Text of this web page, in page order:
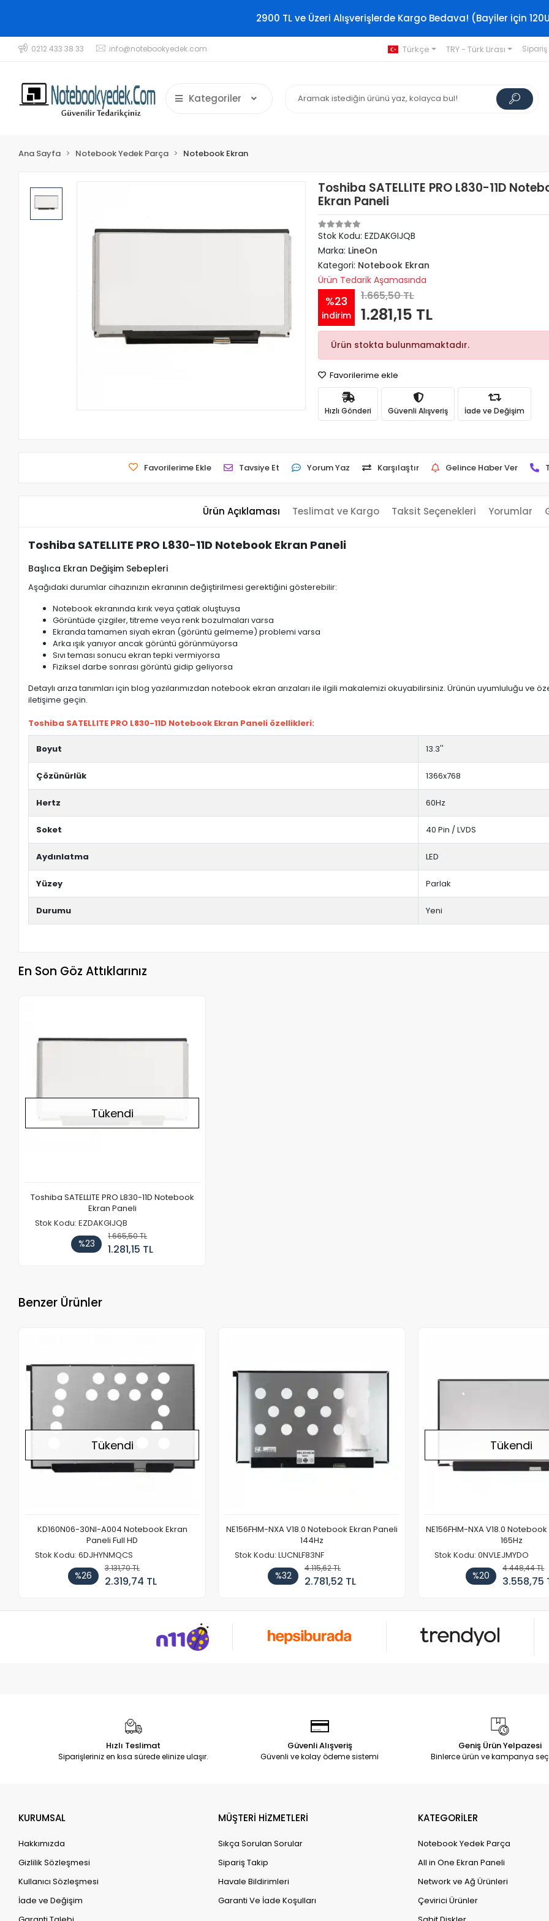
2900 TL ve Üzeri Alışverişlerde Kargo Bedava! (Bayiler için
0212 433 38 33 info@notebookyedek.com Türkçe TRY - Türk Lirası
Kategoriler
Ana Sayfa Notebook Yedek Parça Notebook Ekran
Toshiba SATELLITE PRO L830-11D
Ekran Paneli
Stok Kodu: EZDAKGIJQB
Marka: LineOn
Kategori: Notebook Ekran
Ürün Tedarik Aşamasında
%23
indirim
1.665,50 TL
1.281,15 TL
Ürün stokta bulunmamaktadır.
Favorilerime ekle
Hızlı Gönderi Güvenli Alışveriş İade ve Değişim
Favorilerime Ekle Tavsiye Et Yorum Yaz Karşılaştır Gelince Haber Ver
Ürün Açıklaması Teslimat ve Kargo Taksit Seçenekleri Yorumlar
Toshiba SATELLITE PRO L830-11D Notebook Ekran Paneli
Başlıca Ekran Değişim Sebepleri
Aşağıdaki durumlar cihazınızın ekranının değiştirilmesi gerektiğini gösterebilir:
Notebook ekranında kırık veya çatlak oluştuysa
Görüntüde çizgiler, titreme veya renk bozulmaları varsa
Ekranda tamamen siyah ekran (görüntü gelmeme) problemi varsa
Arka ışık yanıyor ancak görüntü görünmüyorsa
Sıvı teması sonucu ekran tepki vermiyorsa
Fiziksel darbe sonrası görüntü gidip geliyorsa
Detaylı arıza tanımları için blog yazılarımızdan notebook ekran arızaları ile ilgili makalemizi okuyabilirsiniz. Ürünün uyumluluğu
iletişime geçin.
Toshiba SATELLITE PRO L830-11D Notebook Ekran Paneli özellikleri:
Boyut 13.3''
Çözünürlük 1366x768
Hertz 60Hz
Soket 40 Pin / LVDS
Aydınlatma LED
Yüzey Parlak
Durumu Yeni
En Son Göz Attıklarınız
Tükendi
Toshiba SATELLITE PRO L830-11D Notebook
Ekran Paneli
Stok Kodu: EZDAKGIJQB
%23
1.665,50 TL
1.281,15 TL
Benzer Ürünler
Tükendi
KD160N06-30NI-A004 Notebook Ekran
Paneli Full HD
Stok Kodu: 6DJHYNMQCS
%26
3.131,70 TL
2.319,74 TL
NE156FHM-NXA V18.0 Notebook Ekran Paneli
144Hz
Stok Kodu: LUCNLF83NF
%32
4.115,62 TL
2.781,52 TL
Tükendi
NE156FHM-NXA V18.0
165Hz
Stok Kodu: 0NVLEJMYDO
%20
4.448,44 TL
3.558,75
Hızlı Teslimat
Siparişleriniz en kısa sürede elinize ulaşır.
Güvenli Alışveriş
Güvenli ve kolay ödeme sistemi
Geniş Ürün Yelpazesi
Binlerce ürün ve kampanya
KURUMSAL
Hakkımızda
Gizlilik Sözleşmesi
Kullanıcı Sözleşmesi
İade ve Değişim
MÜŞTERİ HİZMETLERİ
Sıkça Sorulan Sorular
Sipariş Takip
Havale Bildirimleri
Garanti Ve İade Koşulları
KATEGORİLER
Notebook Yedek Parça
All in One Ekran Paneli
Network ve Ağ Ürünleri
Çevirici Ürünler